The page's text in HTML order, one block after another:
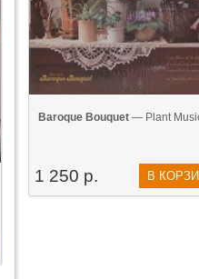
Baroque Bouquet— Plant
1 250 р. В